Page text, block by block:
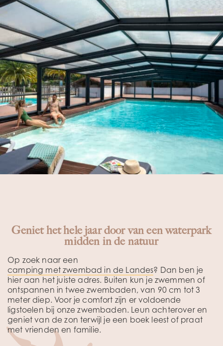
Geniet het hele jaar door van een waterpark
midden in de natuur
Op zoek naar een
camping met zwembad in de Landes? Dan ben je
hier aan het juiste adres. Buiten kun je zwemmen of
ontspannen in twee zwembaden, van 90 cm tot 3
meter diep. Voor je comfort zijn er voldoende
ligstoelen bij onze zwembaden. Leun achterover en
geniet van de zon terwijl je een boek leest of praat
met vrienden en familie.